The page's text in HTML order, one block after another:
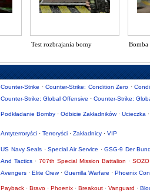
Test rozbrajania bomy Bomba
Counter-Strike ·Counter-Strike: Condition Zero ·
Counter-Strike: Global Offensive · Counter-Strike:
Podkładanie Bomby · Odbicie Zakładników· Ucieczka
Antyterroryści · Terroryści · Zakładnicy · VIP
US Navy Seals · Special Air Service · GSG-9 Der
And Tactics· 707th Special Mission Battalion ·
Avengers · Elite Crew· Guerrilla Warfare · Phoenix
Payback · Bravo · Phoenix · Breakout · Vanguard ·